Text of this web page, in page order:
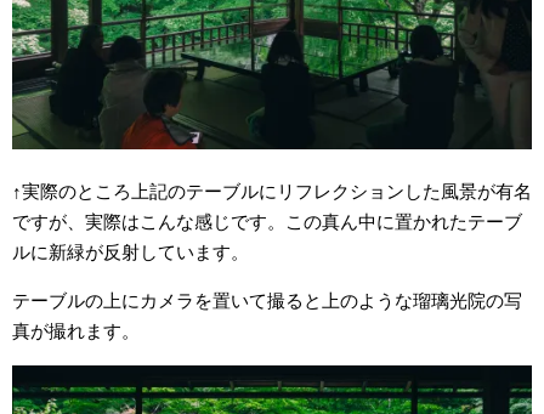
↑実際のところ上記のテーブルにリフレクションした風景が有名
ですが、実際はこんな感じです。この真ん中に置かれたテーブ
ルに新緑が反射しています。
テーブルの上にカメラを置いて撮ると上のような瑠璃光院の写
真が撮れます。